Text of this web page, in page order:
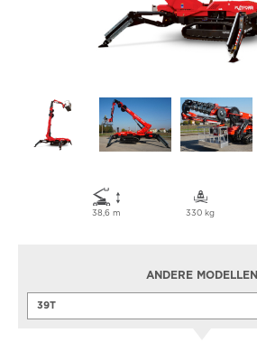
38,6 m 330 kg
ANDERE MODELLEN
39T